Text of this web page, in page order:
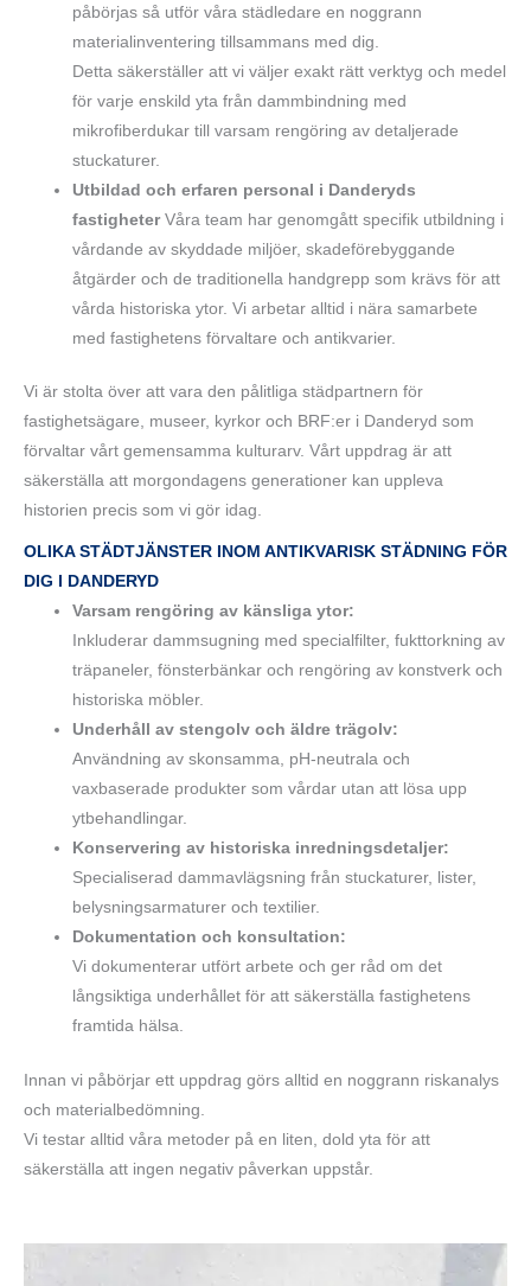
påbörjas så utför våra städledare en noggrann
materialinventering tillsammans med dig.
Detta säkerställer att vi väljer exakt rätt verktyg och medel
för varje enskild yta från dammbindning med
mikrofiberdukar till varsam rengöring av detaljerade
stuckaturer.
Utbildad och erfaren personal i Danderyds
fastigheterVåra team har genomgått specifik utbildning i
vårdande av skyddade miljöer, skadeförebyggande
åtgärder och de traditionella handgrepp som krävs för att
vårda historiska ytor. Vi arbetar alltid i nära samarbete
med fastighetens förvaltare och antikvarier.
Vi är stolta över att vara den pålitliga städpartnern för
fastighetsägare, museer, kyrkor och BRF:er i Danderyd som
förvaltar vårt gemensamma kulturarv. Vårt uppdrag är att
säkerställa att morgondagens generationer kan uppleva
historien precis som vi gör idag.
OLIKA STÄDTJÄNSTER INOM ANTIKVARISK STÄDNING FÖR
DIG I DANDERYD
Varsam rengöring av känsliga ytor:
Inkluderar dammsugning med specialfilter, fukttorkning av
träpaneler, fönsterbänkar och rengöring av konstverk och
historiska möbler.
Underhåll av stengolv och äldre trägolv:
Användning av skonsamma, pH-neutrala och
vaxbaserade produkter som vårdar utan att lösa upp
ytbehandlingar.
Konservering av historiska inredningsdetaljer:
Specialiserad dammavlägsning från stuckaturer, lister,
belysningsarmaturer och textilier.
Dokumentation och konsultation:
Vi dokumenterar utfört arbete och ger råd om det
långsiktiga underhållet för att säkerställa fastighetens
framtida hälsa.
Innan vi påbörjar ett uppdrag görs alltid en noggrann riskanalys
och materialbedömning.
Vi testar alltid våra metoder på en liten, dold yta för att
säkerställa att ingen negativ påverkan uppstår.